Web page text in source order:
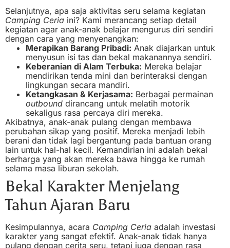
Selanjutnya, apa saja aktivitas seru selama kegiatan
Camping Ceria ini? Kami merancang setiap detail
kegiatan agar anak-anak belajar mengurus diri sendiri
dengan cara yang menyenangkan:
Merapikan Barang Pribadi: Anak diajarkan untuk
menyusun isi tas dan bekal makanannya sendiri.
Keberanian di Alam Terbuka: Mereka belajar
mendirikan tenda mini dan berinteraksi dengan
lingkungan secara mandiri.
Ketangkasan & Kerjasama: Berbagai permainan
outbound dirancang untuk melatih motorik
sekaligus rasa percaya diri mereka.
Akibatnya, anak-anak pulang dengan membawa
perubahan sikap yang positif. Mereka menjadi lebih
berani dan tidak lagi bergantung pada bantuan orang
lain untuk hal-hal kecil. Kemandirian ini adalah bekal
berharga yang akan mereka bawa hingga ke rumah
selama masa liburan sekolah.
Bekal Karakter Menjelang
Tahun Ajaran Baru
Kesimpulannya, acara Camping Ceria adalah investasi
karakter yang sangat efektif. Anak-anak tidak hanya
pulang dengan cerita seru, tetapi juga dengan rasa